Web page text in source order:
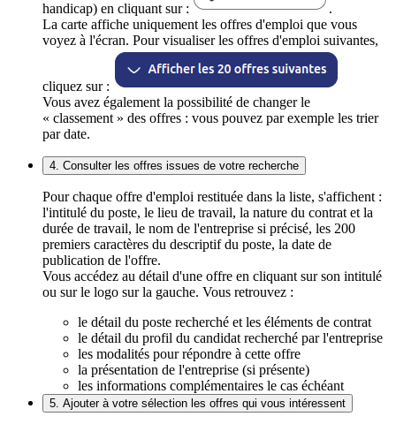
handicap) en cliquant sur :
.
La carte affiche uniquement les offres d'emploi que vous
voyez à l'écran. Pour visualiser les offres d'emploi suivantes,
cliquez sur :
Vous avez également la possibilité de changer le
« classement » des offres : vous pouvez par exemple les trier
par date.
4. Consulter les offres issues de votre recherche
Pour chaque offre d'emploi restituée dans la liste, s'affichent :
l'intitulé du poste, le lieu de travail, la nature du contrat et la
durée de travail, le nom de l'entreprise si précisé, les 200
premiers caractères du descriptif du poste, la date de
publication de l'offre.
Vous accédez au détail d'une offre en cliquant sur son intitulé
ou sur le logo sur la gauche. Vous retrouvez :
le détail du poste recherché et les éléments de contrat
le détail du profil du candidat recherché par l'entreprise
les modalités pour répondre à cette offre
la présentation de l'entreprise (si présente)
les informations complémentaires le cas échéant
5. Ajouter à votre sélection les offres qui vous intéressent